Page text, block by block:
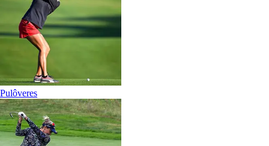
Pulôveres